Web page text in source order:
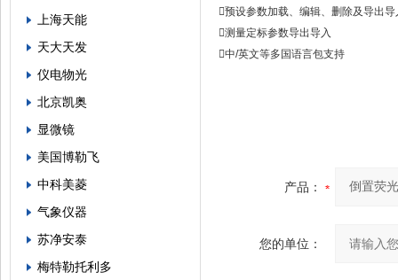
上海天能
天大天发
仪电物光
北京凯奥
显微镜
美国博勒飞
中科美菱
气象仪器
苏净安泰
梅特勒托利多
预设参数加载、编辑、删除及导出导
测量定标参数导出导入
中/英文等多国语言包支持
产品：
您的单位：